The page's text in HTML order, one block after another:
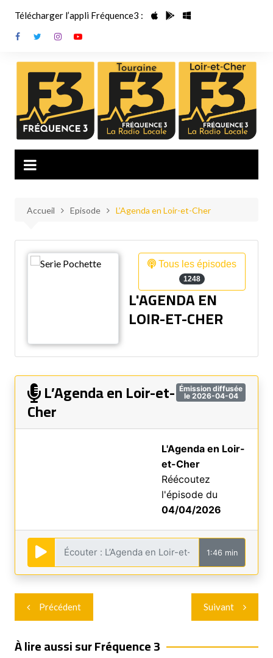
contenu
Télécharger l’appli Fréquence3 :
Accueil Episode L’Agenda en Loir-et-Cher
Tous les épisodes
1248
L'AGENDA EN
LOIR-ET-CHER
Émission diffusée
le 2026-04-04
L’Agenda en Loir-et-
Cher
L'Agenda en Loir-
et-Cher
Réécoutez
l'épisode du
04/04/2026
1:46 min
Navigation
de
l’article
Précédent Suivant
À lire aussi sur Fréquence 3